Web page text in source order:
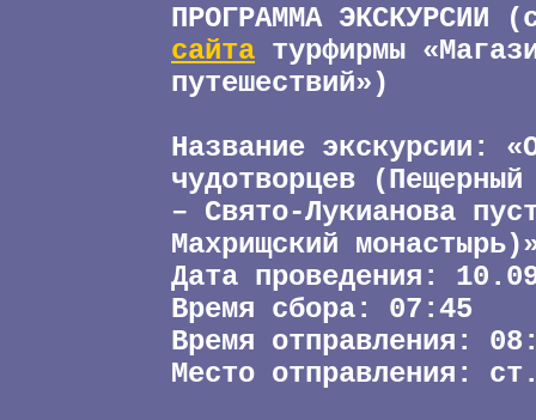
ПРОГРАММА ЭКСКУРСИИ
сайта турфирмы
путешествий»)
Название экскурсии:
чудотворцев
– Свято-Лукианова
Махрищский
Дата проведения:
Время сбора: 07:45
Время отправления:
Место отправления: